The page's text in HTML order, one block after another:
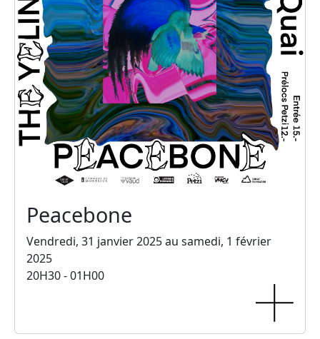
Peacebone
Vendredi, 31 janvier 2025 au samedi, 1 février
2025
20H30 - 01H00